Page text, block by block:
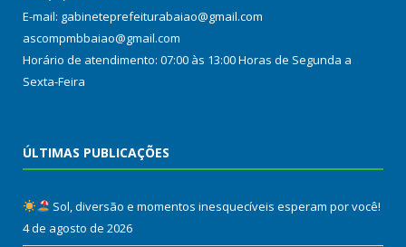
E-mail: gabineteprefeiturabaiao@gmail.com
ascompmbbaiao@gmail.com
Horário de atendimento: 07:00 às 13:00 Horas de Segunda a
Sexta-Feira
ÚLTIMAS PUBLICAÇÕES
Sol, diversão e momentos inesquecíveis esperam por você!
4 de agosto de 2026